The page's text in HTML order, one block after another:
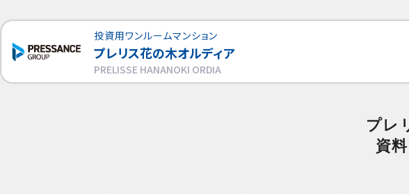
投資用ワンルームマンション
プレリス花の木オルディア
PRELISSE HANANOKI ORDIA
プレ
資